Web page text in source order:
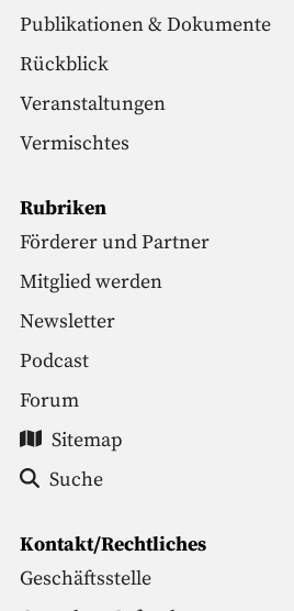
Publikationen & Dokumente
Rückblick
Veranstaltungen
Vermischtes
Rubriken
Förderer und Partner
Mitglied werden
Newsletter
Podcast
Forum
Sitemap
Suche
Kontakt/Rechtliches
Geschäftsstelle